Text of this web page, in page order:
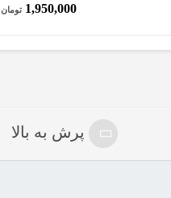
1,950,000 تومان
پرش به بالا